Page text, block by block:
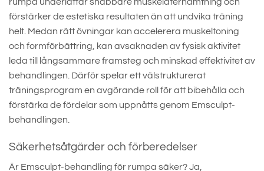
förstärker de estetiska resultaten än att undvika träning
helt. Medan rätt övningar kan accelerera muskeltoning
och formförbättring, kan avsaknaden av fysisk aktivitet
leda till långsammare framsteg och minskad effektivitet av
behandlingen. Därför spelar ett välstrukturerat
träningsprogram en avgörande roll för att bibehålla och
förstärka de fördelar som uppnåtts genom Emsculpt-
behandlingen.
Säkerhetsåtgärder och förberedelser
Är Emsculpt-behandling för rumpa säker? Ja,